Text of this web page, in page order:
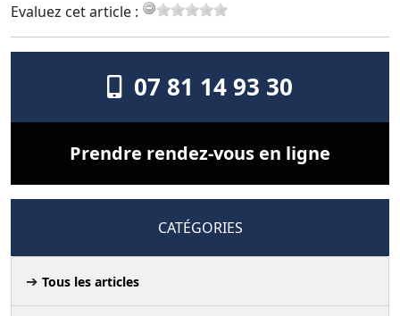
Evaluez cet article :
07 81 14 93 30
Prendre rendez-vous en ligne
CATÉGORIES
Tous les articles